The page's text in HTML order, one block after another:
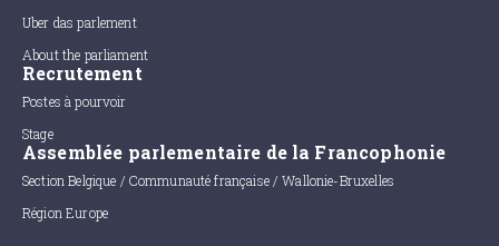
Uber das parlement
About the parliament
Recrutement
Postes à pourvoir
Stage
Assemblée parlementaire de la Francophonie
Section Belgique / Communauté française / Wallonie-Bruxelles
Région Europe